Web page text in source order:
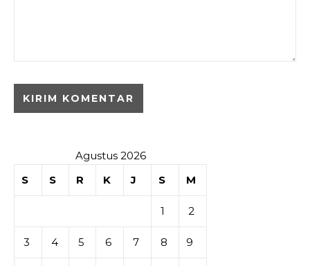
Agustus 2026
S
S R K J S M
1 2
3 4 5 6 7 8 9